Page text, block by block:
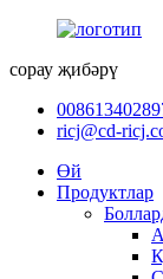
сорау җибәрү
ricj@cd-
Өй
Продуктлар